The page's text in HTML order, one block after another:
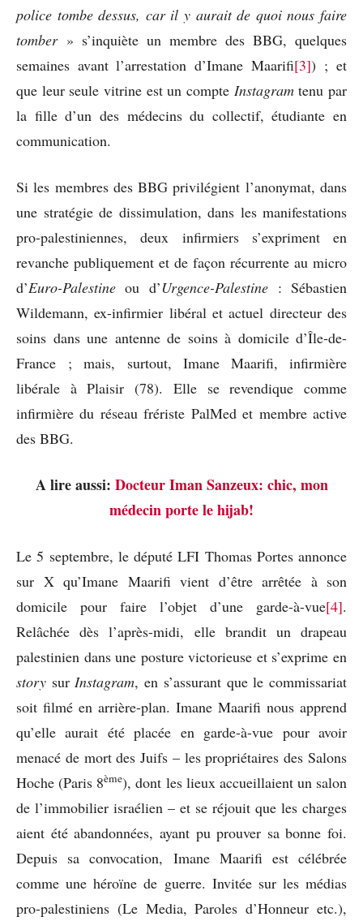
police tombe dessus, car il y aurait de quoi nous faire
tomber» s’inquiète un membre des BBG, quelques
semaines avant l’arrestation d’Imane Maarifi[3]) ; et
que leur seule vitrine est un compte Instagramtenu par
la fille d’un des médecins du collectif, étudiante en
communication.
Si les membres des BBG privilégient l’anonymat, dans
une stratégie de dissimulation, dans les manifestations
pro-palestiniennes, deux infirmiers s’expriment en
revanche publiquement et de façon récurrente au micro
d’Euro-Palestine ou d’Urgence-Palestine: Sébastien
Wildemann, ex-infirmier libéral et actuel directeur des
soins dans une antenne de soins à domicile d’Île-de-
France ; mais, surtout, Imane Maarifi, infirmière
libérale à Plaisir (78). Elle se revendique comme
infirmière du réseau frériste PalMed et membre active
des BBG.
A lire aussi: Docteur Iman Sanzeux: chic, mon
médecin porte le hijab!
Le 5 septembre, le député LFI Thomas Portes annonce
sur X qu’Imane Maarifi vient d’être arrêtée à son
domicile pour faire l’objet d’une garde-à-vue[4].
Relâchée dès l’après-midi, elle brandit un drapeau
palestinien dans une posture victorieuse et s’exprime en
story sur Instagram, en s’assurant que le commissariat
soit filmé en arrière-plan. Imane Maarifi nous apprend
qu’elle aurait été placée en garde-à-vue pour avoir
menacé de mort des Juifs – les propriétaires des Salons
Hoche (Paris 8ème), dont les lieux accueillaient un salon
de l’immobilier israélien – et se réjouit que les charges
aient été abandonnées, ayant pu prouver sa bonne foi.
Depuis sa convocation, Imane Maarifi est célébrée
comme une héroïne de guerre. Invitée sur les médias
pro-palestiniens (Le Media, Paroles d’Honneur etc.),